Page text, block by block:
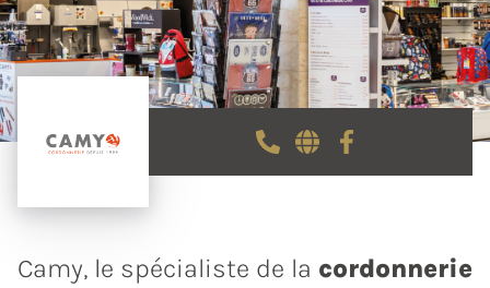
Camy, le spécialiste de la cordonnerie